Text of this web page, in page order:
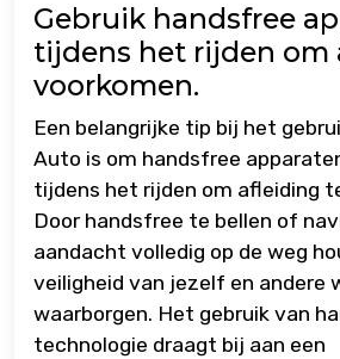
Gebruik handsfree
tijdens het rijden om
voorkomen.
Een belangrijke tip bij het
Auto is om handsfree
tijdens het rijden om afleiding
Door handsfree te bellen of
aandacht volledig op de weg
veiligheid van jezelf en andere
waarborgen. Het gebruik van
technologie draagt bij aan een